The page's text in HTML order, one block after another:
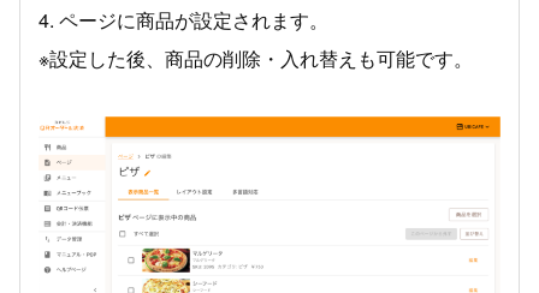
4. ページに商品が設定されます。
※設定した後、商品の削除・入れ替えも可能です。